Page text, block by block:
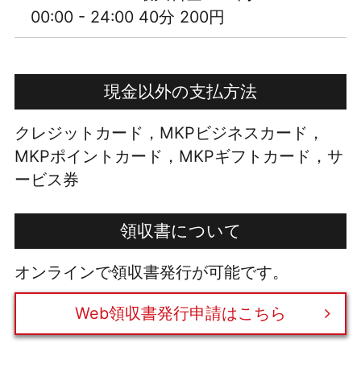
00:00 - 24:00 40分 200円
現金以外の支払方法
クレジットカード，MKPビジネスカード，
MKPポイントカード，MKPギフトカード，サ
ービス券
領収書について
オンラインで領収書発行が可能です。
Web領収書発行申請はこちら